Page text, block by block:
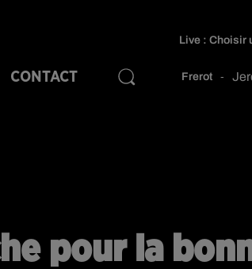
CONTACT
Live :Choisir
Frerot -
pour la